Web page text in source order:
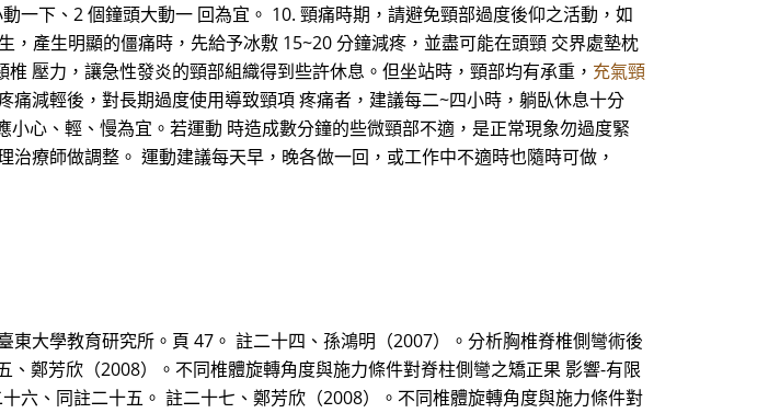
一下、2 個鐘頭大動一 回為宜。 10. 頸痛時期，請避免頸部過度後仰之活動，如
產生明顯的僵痛時，先給予冰敷 15~20 分鐘減疼，並盡可能在頭頸 交界處墊枕
壓力，讓急性發炎的頸部組織得到些許休息。但坐站時，頸部均有承重， 充氣頸
減輕後，對長期過度使用導致頸項 疼痛者，建議每二~四小時，躺臥休息十分
心、輕、慢為宜。若運動 時造成數分鐘的些微頸部不適，是正常現象勿過度緊
療師做調整。 運動建議每天早，晚各做一回，或工作中不適時也隨時可做，
大學教育研究所。頁 47。 註二十四、孫鴻明（2007）。分析胸椎脊椎側彎術後
鄭芳欣（2008）。不同椎體旋轉角度與施力條件對脊柱側彎之矯正果 影響-有限
六、同註二十五。 註二十七、鄭芳欣（2008）。不同椎體旋轉角度與施力條件對